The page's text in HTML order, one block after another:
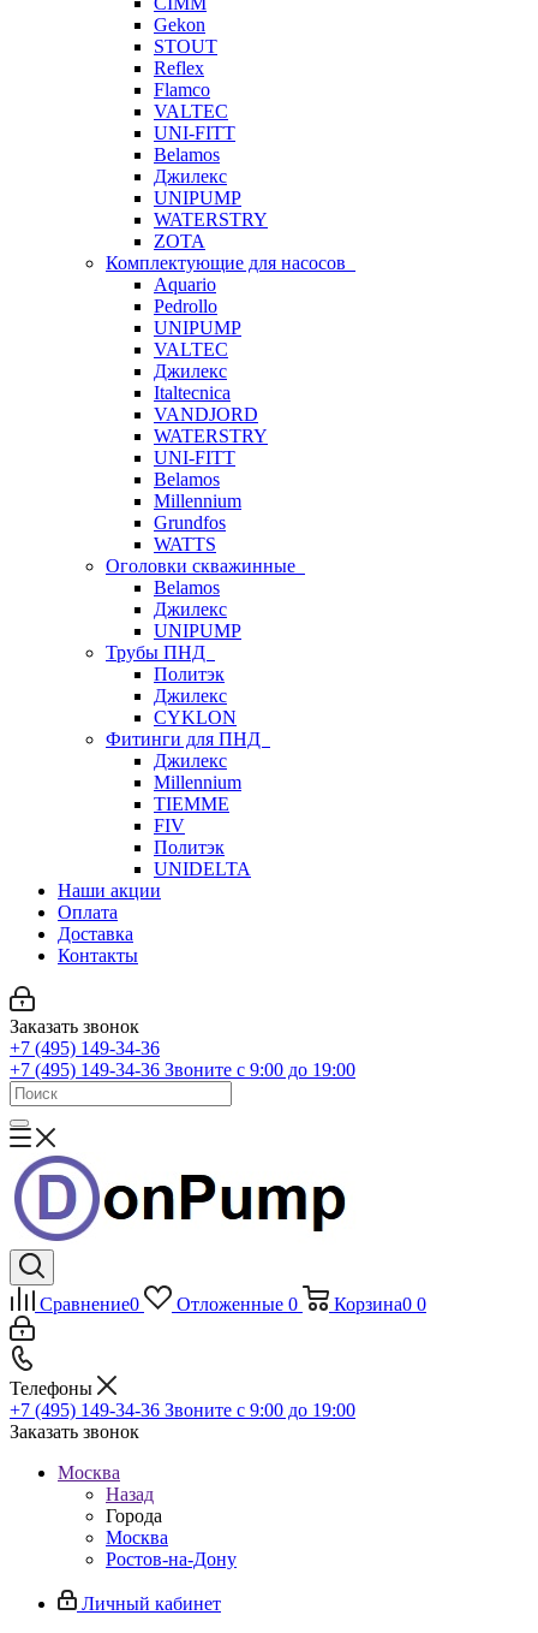
Gekon
STOUT
Reflex
Flamco
VALTEC
UNI-FITT
Belamos
Джилекс
UNIPUMP
WATERSTRY
ZOTA
Комплектующие для насосов
Aquario
Pedrollo
UNIPUMP
VALTEC
Джилекс
Italtecnica
VANDJORD
WATERSTRY
UNI-FITT
Belamos
Millennium
Grundfos
WATTS
Оголовки скважинные
Belamos
Джилекс
UNIPUMP
Трубы ПНД
Политэк
Джилекс
CYKLON
Фитинги для ПНД
Джилекс
Millennium
TIEMME
FIV
Политэк
UNIDELTA
Наши акции
Оплата
Доставка
Контакты
Заказать звонок
+7 (495) 149-34-36
+7 (495) 149-34-36 Звоните с 9:00 до 19:00
Сравнение0 Отложенные 0 Корзина0 0
Телефоны
+7 (495) 149-34-36 Звоните с 9:00 до 19:00
Заказать звонок
Москва
Назад
Города
Москва
Ростов-на-Дону
Личный кабинет